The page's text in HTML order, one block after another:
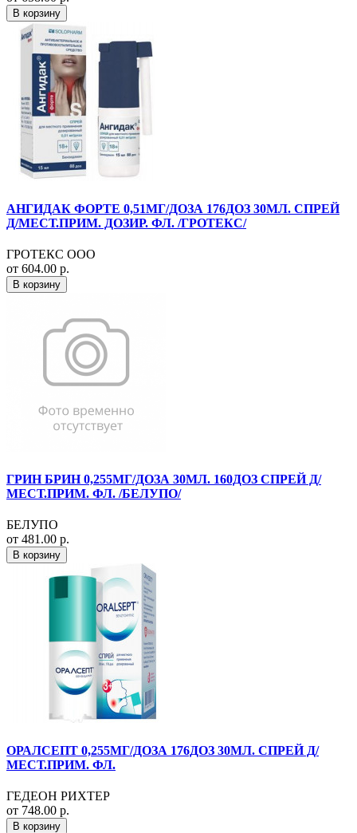
В корзину
АНГИДАК ФОРТЕ 0,51МГ/ДОЗА 176ДОЗ 30МЛ. СПРЕЙ
Д/МЕСТ.ПРИМ. ДОЗИР. ФЛ. /ГРОТЕКС/
ГРОТЕКС ООО
от 604.00 р.
В корзину
ГРИН БРИН 0,255МГ/ДОЗА 30МЛ. 160ДОЗ СПРЕЙ Д/
МЕСТ.ПРИМ. ФЛ. /БЕЛУПО/
БЕЛУПО
от 481.00 р.
В корзину
ОРАЛСЕПТ 0,255МГ/ДОЗА 176ДОЗ 30МЛ. СПРЕЙ Д/
МЕСТ.ПРИМ. ФЛ.
ГЕДЕОН РИХТЕР
от 748.00 р.
В корзину